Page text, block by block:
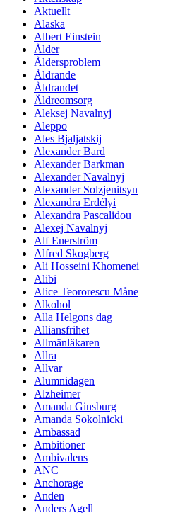
Aktuellt
Alaska
Albert Einstein
Ålder
Åldersproblem
Åldrande
Åldrandet
Äldreomsorg
Aleksej Navalnyj
Aleppo
Ales Bjaljatskij
Alexander Bard
Alexander Barkman
Alexander Navalnyj
Alexander Solzjenitsyn
Alexandra Erdélyi
Alexandra Pascalidou
Alexej Navalnyj
Alf Enerström
Alfred Skogberg
Ali Hosseini Khomenei
Alibi
Alice Teororescu Måne
Alkohol
Alla Helgons dag
Alliansfrihet
Allmänläkaren
Allra
Allvar
Alumnidagen
Alzheimer
Amanda Ginsburg
Amanda Sokolnicki
Ambassad
Ambitioner
Ambivalens
ANC
Anchorage
Anden
Anders Agell